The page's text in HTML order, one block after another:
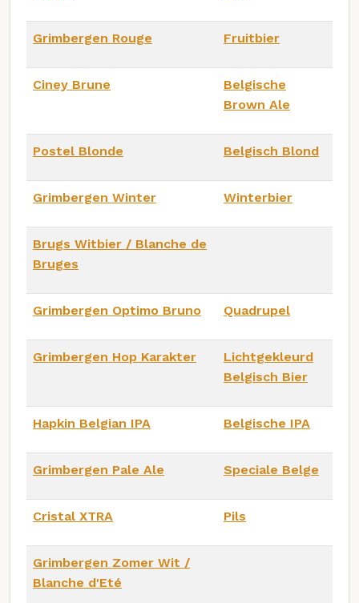
Grimbergen Rouge Fruitbier
Ciney Brune
Belgische
Brown Ale
Postel Blonde Belgisch Blond
Grimbergen Winter Winterbier
Brugs Witbier / Blanche de
Bruges
Grimbergen Optimo Bruno Quadrupel
Grimbergen Hop Karakter
Lichtgekleurd
Belgisch Bier
Hapkin Belgian IPA Belgische IPA
Grimbergen Pale Ale Speciale Belge
Cristal XTRA Pils
Grimbergen Zomer Wit /
Blanche d'Eté